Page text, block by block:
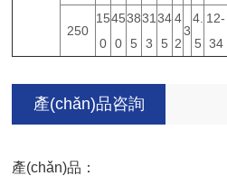
250
15
0
45
0
38
5
31
3
34
5
4
2
3
4.
5
12-
34
產(chǎn)品咨詢
產(chǎn)品：